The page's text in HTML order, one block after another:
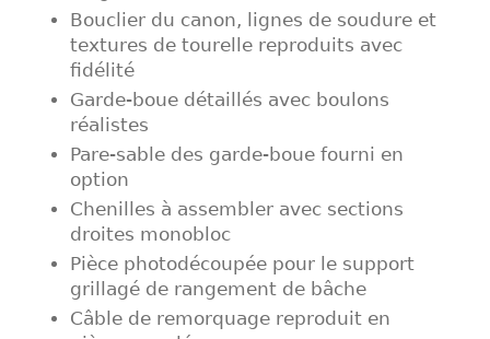
Bouclier du canon, lignes de soudure et
textures de tourelle reproduits avec
fidélité
Garde-boue détaillés avec boulons
réalistes
Pare-sable des garde-boue fourni en
option
Chenilles à assembler avec sections
droites monobloc
Pièce photodécoupée pour le support
grillagé de rangement de bâche
Câble de remorquage reproduit en